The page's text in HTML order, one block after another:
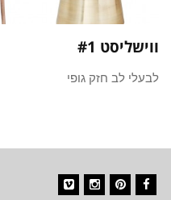
ווישליסט #1
לבעלי לב חזק גופי